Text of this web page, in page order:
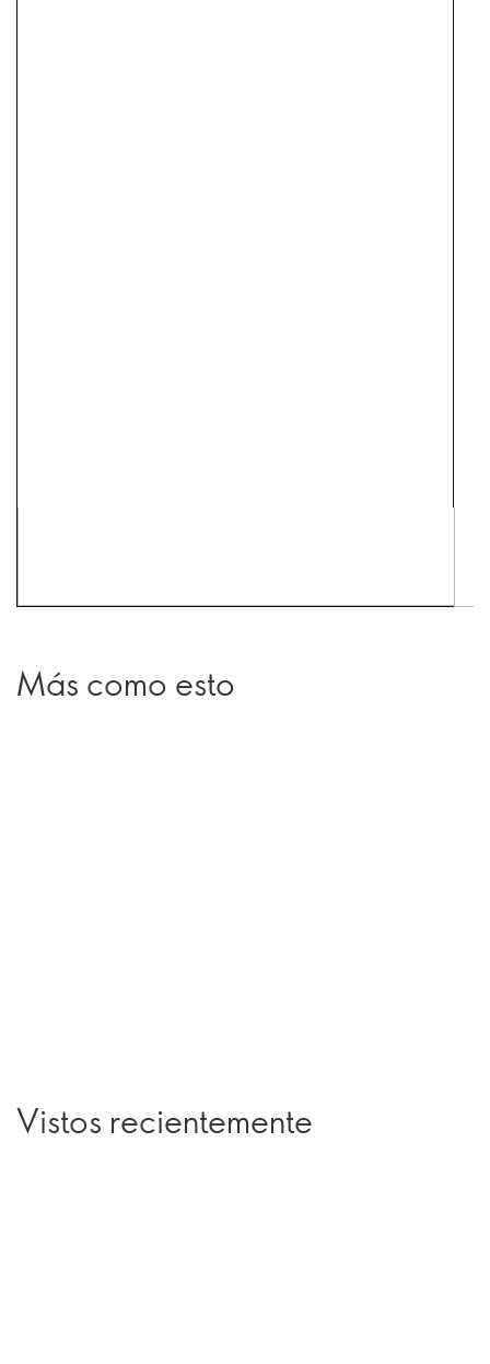
Más como esto
Vistos recientemente